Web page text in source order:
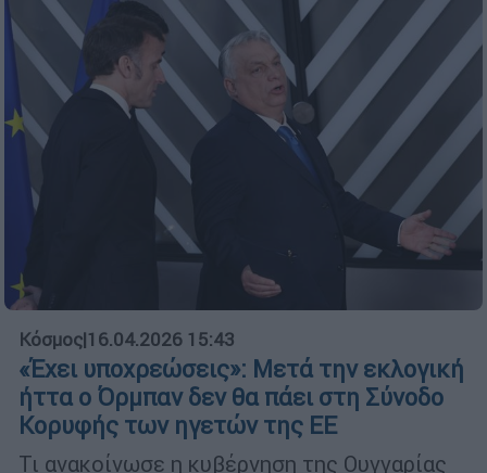
Κόσμος|16.04.2026 15:43
«Έχει υποχρεώσεις»: Μετά την εκλογική
ήττα ο Όρμπαν δεν θα πάει στη Σύνοδο
Κορυφής των ηγετών της ΕΕ
Τι ανακοίνωσε η κυβέρνηση της Ουγγαρίας